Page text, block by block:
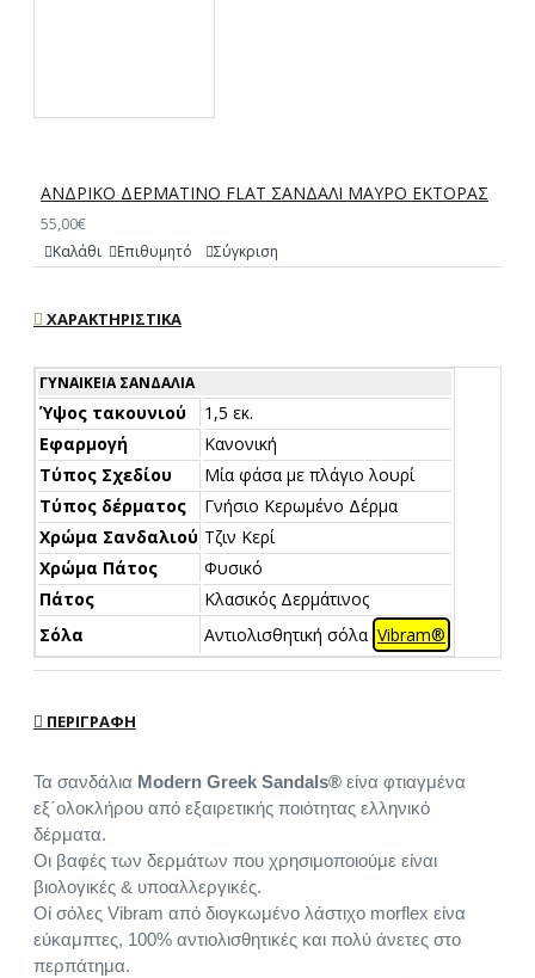
ΑΝΔΡΙΚΟ ΔΕΡΜΑΤΙΝΟ FLAT ΣΑΝΔΑΛΙ ΜΑΥΡΟ ΕΚΤΟΡΑΣ
55,00€
Καλάθι Επιθυμητό Σύγκριση
ΧΑΡΑΚΤΗΡΙΣΤΙΚΆ
ΓΥΝΑΙΚΕΊΑ ΣΑΝΔΆΛΙΑ
Ύψος τακουνιού
1,5 εκ.
Εφαρμογή
Κανονική
Τύπος Σχεδίου
Μία φάσα με πλάγιο λουρί
Τύπος δέρματος
Γνήσιο Κερωμένο Δέρμα
Χρώμα Σανδαλιού Τζιν Κερί
Χρώμα Πάτος
Φυσικό
Πάτος
Κλασικός Δερμάτινος
Σόλα
Αντιολισθητική σόλα Vibram®
ΠΕΡΙΓΡΑΦΉ
Τα σανδάλια Modern Greek Sandals® είνα φτιαγμένα
εξ΄ολοκλήρου από εξαιρετικής ποιότητας ελληνικό
δέρματα.
Οι βαφές των δερμάτων που χρησιμοποιούμε είναι
βιολογικές & υποαλλεργικές.
Οί σόλες Vibram από διογκωμένο λάστιχο morflex είνα
εύκαμπτες, 100% αντιολισθητικές και πολύ άνετες στο
περπάτημα.